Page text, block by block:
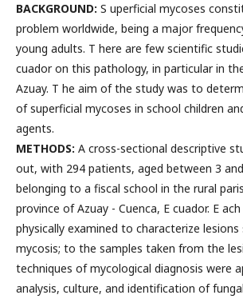
BACKGROUND: S uperficial mycoses
problem worldwide, being a major
young adults. T here are few scientific
cuador on this pathology, in particular in
Azuay. T he aim of the study was to
of superficial mycoses in school children
agents.
METHODS: A cross-sectional descriptive
out, with 294 patients, aged between 3
belonging to a fiscal school in the rural
province of Azuay - Cuenca, E cuador. E
physically examined to characterize
mycosis; to the samples taken from the
techniques of mycological diagnosis were
analysis, culture, and identification of